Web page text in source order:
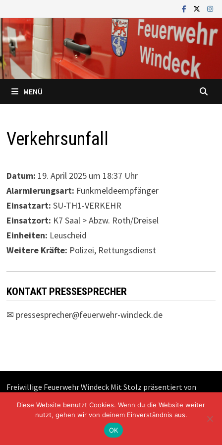
Inhalt
springen
MENÜ
Verkehrsunfall
Datum: 19. April 2025 um 18:37 Uhr
Alarmierungsart: Funkmeldeempfänger
Einsatzart: SU-TH1-VERKEHR
Einsatzort: K7 Saal > Abzw. Roth/Dreisel
Einheiten: Leuscheid
Weitere Kräfte: Polizei, Rettungsdienst
KONTAKT PRESSESPRECHER
✉ pressesprecher@feuerwehr-windeck.de
Freiwillige Feuerwehr Windeck Mit Stolz präsentiert von
Diese Website benutzt Cookies. Wenn du die Website weiter
nutzt, gehen wir von deinem Einverständnis aus.
OK